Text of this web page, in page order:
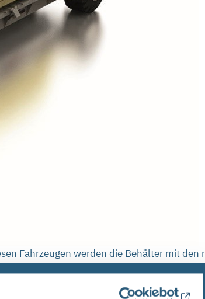
Fahrzeugen werden die Behälter mit den
Oktober 2022 um 18:00 Uhr einen